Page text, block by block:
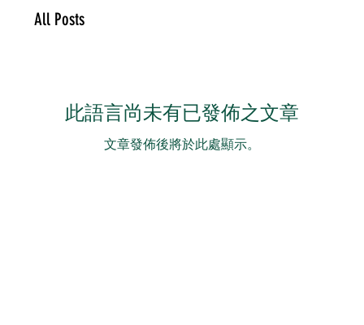
All Posts
此語言尚未有已發佈之文章
文章發佈後將於此處顯示。